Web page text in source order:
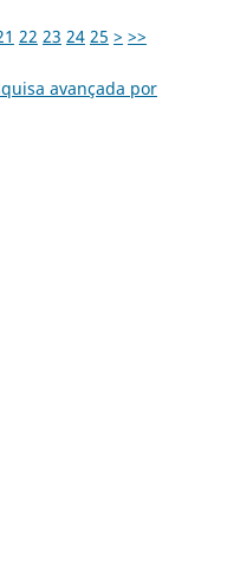
22 23 24 25 > >>
avançada por